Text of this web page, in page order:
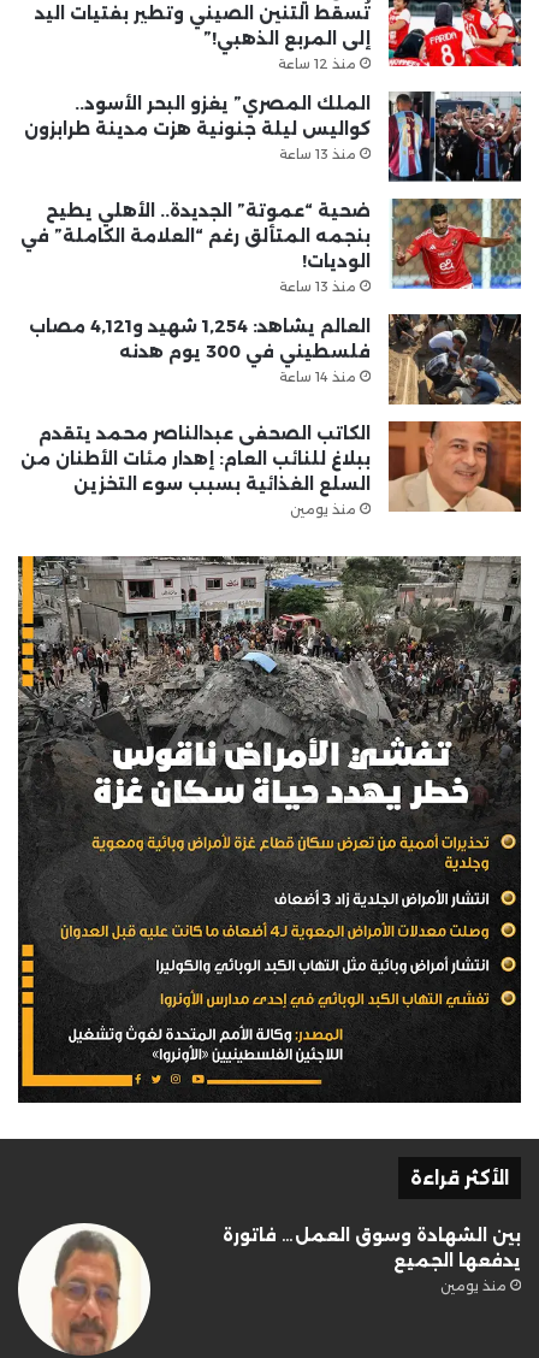
تُسقط التنين الصيني وتطير بفتيات اليد
إلى المربع الذهبي!”
منذ 12 ساعة
الملك المصري” يغزو البحر الأسود..
كواليس ليلة جنونية هزت مدينة طرابزون
منذ 13 ساعة
ضحية “عموتة” الجديدة.. الأهلي يطيح
بنجمه المتألق رغم “العلامة الكاملة” في
الوديات!
منذ 13 ساعة
العالم يشاهد: 1,254 شهيد و4,121 مصاب
فلسطيني في 300 يوم هدنه
منذ 14 ساعة
الكاتب الصحفى عبدالناصر محمد يتقدم
ببلاغ للنائب العام: إهدار مئات الأطنان من
السلع الغذائية بسبب سوء التخزين
منذ يومين
الأكثر قراءة
بين الشهادة وسوق العمل… فاتورة
يدفعها الجميع
منذ يومين